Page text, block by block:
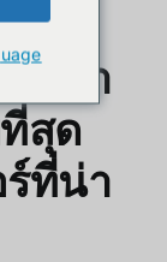
นตา
สุด
ที่น่า